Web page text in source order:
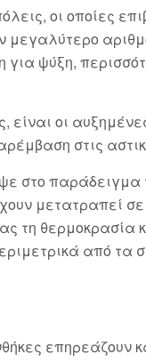
οι οποίες
μεγαλύτερο
για ψύξη,
οι
στις
στο παράδειγμα
μετατραπεί
τη θερμοκρασία
από τα
επηρεάζουν